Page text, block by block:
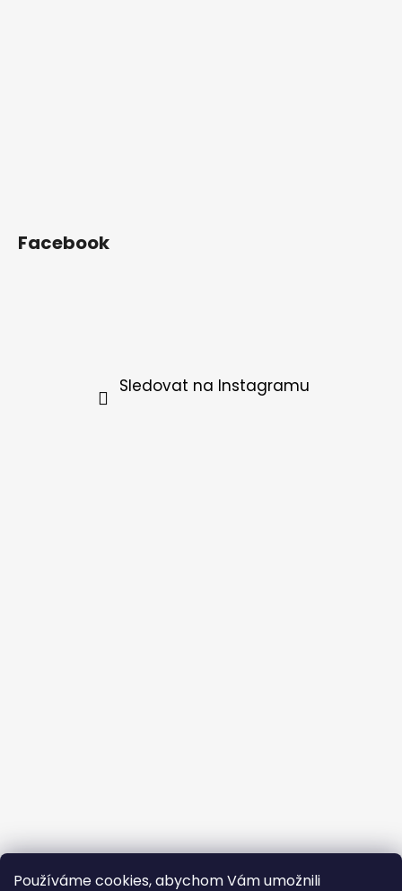
Používáme cookies, abychom Vám umožnili
Facebook
Sledovat na Instagramu